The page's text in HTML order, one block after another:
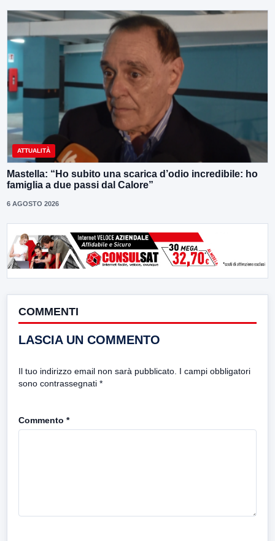
ATTUALITÀ
Mastella: “Ho subito una scarica d’odio incredibile: ho
famiglia a due passi dal Calore”
6 AGOSTO 2026
COMMENTI
LASCIA UN COMMENTO
Il tuo indirizzo email non sarà pubblicato. I campi obbligatori
sono contrassegnati *
Commento *